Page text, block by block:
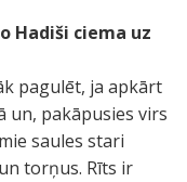
Hadiši ciema uz
pagulēt, ja apkārt
un, pakāpusies virs
saules stari
torņus. Rīts ir